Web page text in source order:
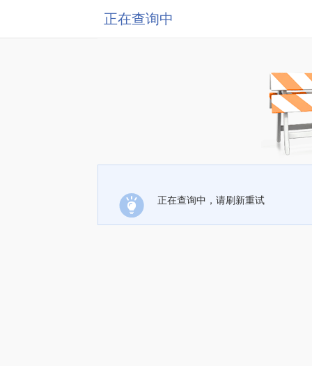
正在查询中
正在查询中，请刷新重试